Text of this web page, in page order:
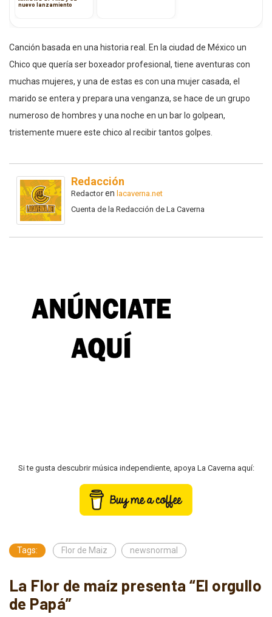
nuevo lanzamiento
Canción basada en una historia real. En la ciudad de México un
Chico que quería ser boxeador profesional, tiene aventuras con
muchas mujeres, y una de estas es con una mujer casada, el
marido se entera y prepara una venganza, se hace de un grupo
numeroso de hombres y una noche en un bar lo golpean,
tristemente muere este chico al recibir tantos golpes.
Redacción
Redactoren lacaverna.net
Cuenta de la Redacción de La Caverna
Si te gusta descubrir música independiente, apoya La Caverna aquí:
Tags: Flor de Maiz newsnormal
La Flor de maíz presenta “El orgullo
de Papá”